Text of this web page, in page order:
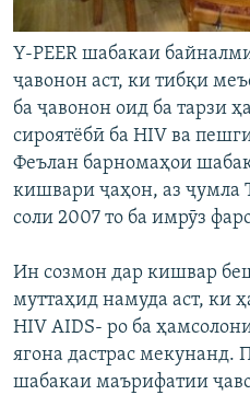
Y-PEER шабакаи
ҷавонон аст, ки тибқи
ба ҷавонон оид ба тарзи
сироятёбӣ ба HIV ва
Феълан барномаҳои
кишвари ҷаҳон, аз ҷумла
соли 2007 то ба имрӯз
Ин созмон дар кишвар
муттаҳид намуда аст, ки
HIV AIDS- ро ба
ягона дастрас мекунанд.
шабакаи маърифатии